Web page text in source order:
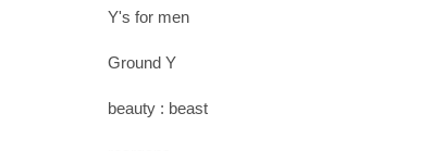
Y's for men
Ground Y
beauty : beast